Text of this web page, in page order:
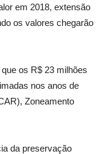
em 2018, extensão
os valores chegarão
os R$ 23 milhões
nos anos de
Zoneamento
da preservação